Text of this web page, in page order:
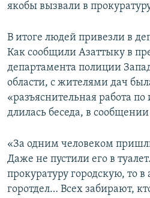
якобы вызвали в
В итоге людей привезли в
Как сообщили Азаттыку в
департамента полиции
области, с жителями дач
«разъяснительная работа
длилась беседа, в сообщении
«За одним человеком
Даже не пустили его в
прокуратуру городскую, то в
горотдел… Всех забирают,